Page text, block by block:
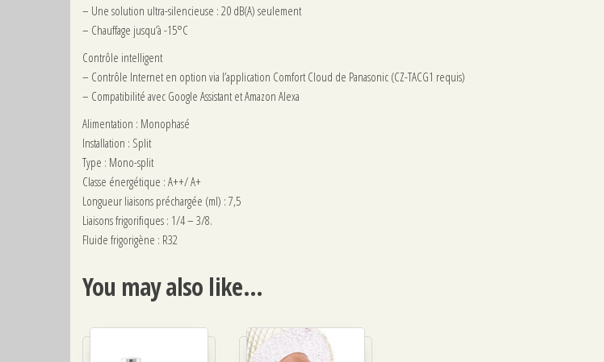
– Une solution ultra-silencieuse : 20 dB(A) seulement
– Chauffage jusqu’à -15°C
Contrôle intelligent
– Contrôle Internet en option via l’application Comfort Cloud de Panasonic (CZ-TACG1 requis)
– Compatibilité avec Google Assistant et Amazon Alexa
Alimentation : Monophasé
Installation : Split
Type : Mono-split
Classe énergétique : A++/ A+
Longueur liaisons préchargée (ml) : 7,5
Liaisons frigorifiques : 1/4 – 3/8.
Fluide frigorigène : R32
You may also like…